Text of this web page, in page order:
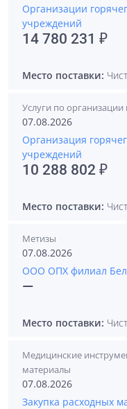
Организации
учреждений
14 780 231 ₽
Место поставки:
Услуги по организации
07.08.2026
Организация
учреждений
10 288 802 ₽
Место поставки:
Метизы
07.08.2026
ООО ОПХ филиал
—
Место поставки:
Медицинские
материалы
07.08.2026
Закупка расходных